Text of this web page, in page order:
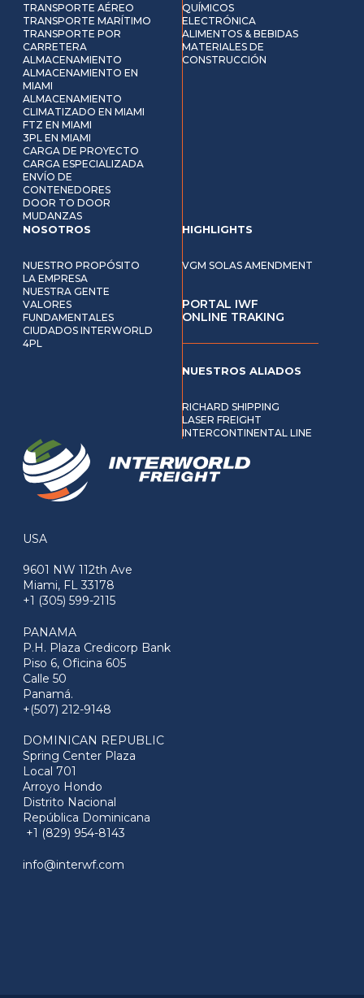
TRANSPORTE AÉREO
TRANSPORTE MARÍTIMO
TRANSPORTE POR
CARRETERA
ALMACENAMIENTO
ALMACENAMIENTO EN
MIAMI
ALMACENAMIENTO
CLIMATIZADO EN MIAMI
FTZ EN MIAMI
3PL EN MIAMI
CARGA DE PROYECTO
CARGA ESPECIALIZADA
ENVÍO DE
CONTENEDORES
DOOR TO DOOR
MUDANZAS
QUÍMICOS
ELECTRÓNICA
ALIMENTOS & BEBIDAS
MATERIALES DE
CONSTRUCCIÓN
NOSOTROS
NUESTRO PROPÓSITO
LA EMPRESA
NUESTRA GENTE
VALORES
FUNDAMENTALES
CIUDADOS INTERWORLD
4PL
HIGHLIGHTS
VGM SOLAS AMENDMENT
PORTAL IWF
ONLINE TRAKING
NUESTROS ALIADOS
RICHARD SHIPPING
LASER FREIGHT
INTERCONTINENTAL LINE
USA
9601 NW 112th Ave
Miami, FL 33178
+1 (305) 599-2115
PANAMA
P.H. Plaza Credicorp Bank
Piso 6, Oficina 605
Calle 50
Panamá.
+(507) 212-9148
DOMINICAN REPUBLIC
Spring Center Plaza
Local 701
Arroyo Hondo
Distrito Nacional
República Dominicana
+1 (829) 954-8143
info@interwf.com